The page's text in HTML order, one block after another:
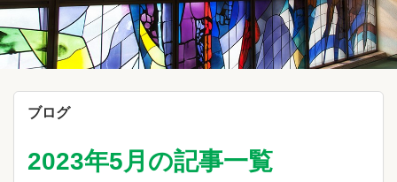
ブログ
2023年5月の記事一覧